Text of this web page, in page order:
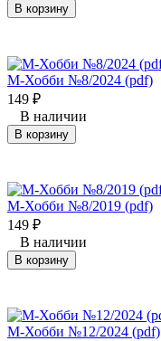
В корзину
М-Хобби №8/2024 (pdf)
149 ₽
В наличии
В корзину
М-Хобби №8/2019 (pdf)
149 ₽
В наличии
В корзину
М-Хобби №12/2024 (pdf)